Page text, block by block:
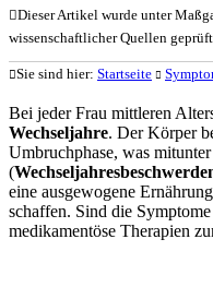
Dieser Artikel wurde unter
wissenschaftlicher Quellen
Sie sind hier: Startseite
Bei jeder Frau mittleren
Wechseljahre. Der Körper
Umbruchphase, was
(
eine ausgewogene
schaffen. Sind die
medikamentöse Therapien